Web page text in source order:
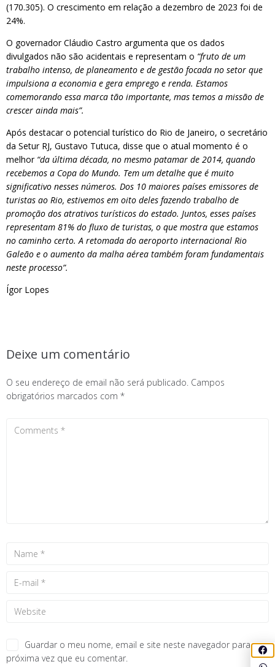
(170.305). O crescimento em relação a dezembro de 2023 foi de
24%.
O governador Cláudio Castro argumenta que os dados
divulgados não são acidentais e representam o “fruto de um
trabalho intenso, de planeamento e de gestão focada no setor que
impulsiona a economia e gera emprego e renda. Estamos
comemorando essa marca tão importante, mas temos a missão de
crescer ainda mais”.
Após destacar o potencial turístico do Rio de Janeiro, o secretário
da Setur RJ, Gustavo Tutuca, disse que o atual momento é o
melhor“da última década, no mesmo patamar de 2014, quando
recebemos a Copa do Mundo. Tem um detalhe que é muito
significativo nesses números. Dos 10 maiores países emissores de
turistas ao Rio, estivemos em oito deles fazendo trabalho de
promoção dos atrativos turísticos do estado. Juntos, esses países
representam 81% do fluxo de turistas, o que mostra que estamos
no caminho certo. A retomada do aeroporto internacional Rio
Galeão e o aumento da malha aérea também foram fundamentais
neste processo”.
Ígor Lopes
Deixe um comentário
O seu endereço de email não será publicado. Campos
obrigatórios marcados com *
Guardar o meu nome, email e site neste navegador para a
próxima vez que eu comentar.